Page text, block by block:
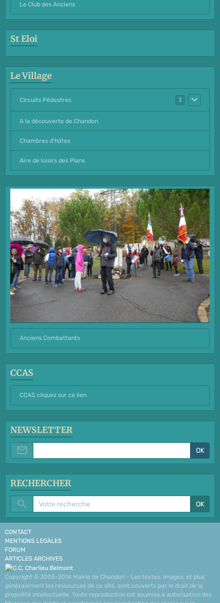
Le Club des Anciens
St Eloi
Le Village
Circuits Pédestres 3
A la découverte de Chandon
Chambres d'hôtes
Aire de loisirs des Plans
Anciens Combattants
CCAS
CCAS cliquez sur ce lien
NEWSLETTER
OK
RECHERCHER
OK
CONTACT
MENTIONS LEGALES
FORUM
ARTICLES ARCHIVES
Copyright © 2005-2014 Mairie de Chandon - Les textes, images, et plus
généralement les ressources de ce site, sont couverts par le droit de la
propriété intellectuelle. Toute reproduction est soumise à autorisation des